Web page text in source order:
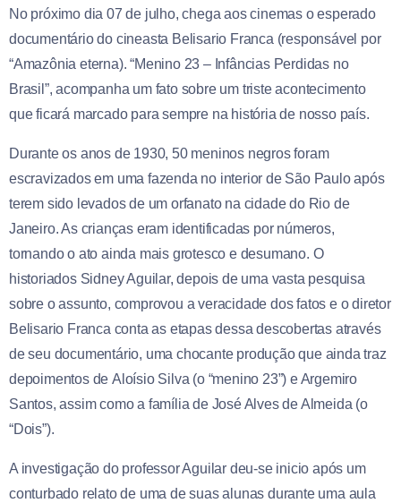
No próximo dia 07 de julho, chega aos cinemas o esperado
documentário do cineasta Belisario Franca (responsável por
“Amazônia eterna). “Menino 23 – Infâncias Perdidas no
Brasil”, acompanha um fato sobre um triste acontecimento
que ficará marcado para sempre na história de nosso país.
Durante os anos de 1930, 50 meninos negros foram
escravizados em uma fazenda no interior de São Paulo após
terem sido levados de um orfanato na cidade do Rio de
Janeiro. As crianças eram identificadas por números,
tornando o ato ainda mais grotesco e desumano. O
historiados Sidney Aguilar, depois de uma vasta pesquisa
sobre o assunto, comprovou a veracidade dos fatos e o diretor
Belisario Franca conta as etapas dessa descobertas através
de seu documentário, uma chocante produção que ainda traz
depoimentos de Aloísio Silva (o “menino 23”) e Argemiro
Santos, assim como a família de José Alves de Almeida (o
“Dois”).
A investigação do professor Aguilar deu-se inicio após um
conturbado relato de uma de suas alunas durante uma aula